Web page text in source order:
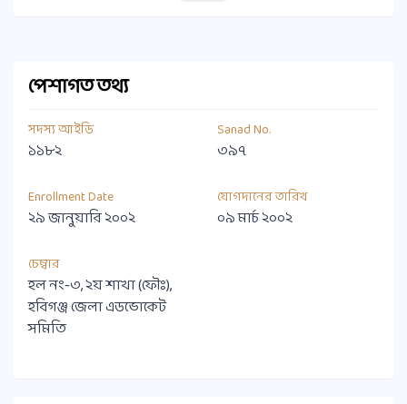
পেশাগত তথ্য
সদস্য আইডি
১১৮২
Sanad No.
৩৯৭
Enrollment Date
২৯ জানুয়ারি ২০০২
যোগদানের তারিখ
০৯ মার্চ ২০০২
চেম্বার
হল নং-৩, ২য় শাখা (ফৌঃ),
হবিগঞ্জ জেলা এডভোকেট
সমিতি